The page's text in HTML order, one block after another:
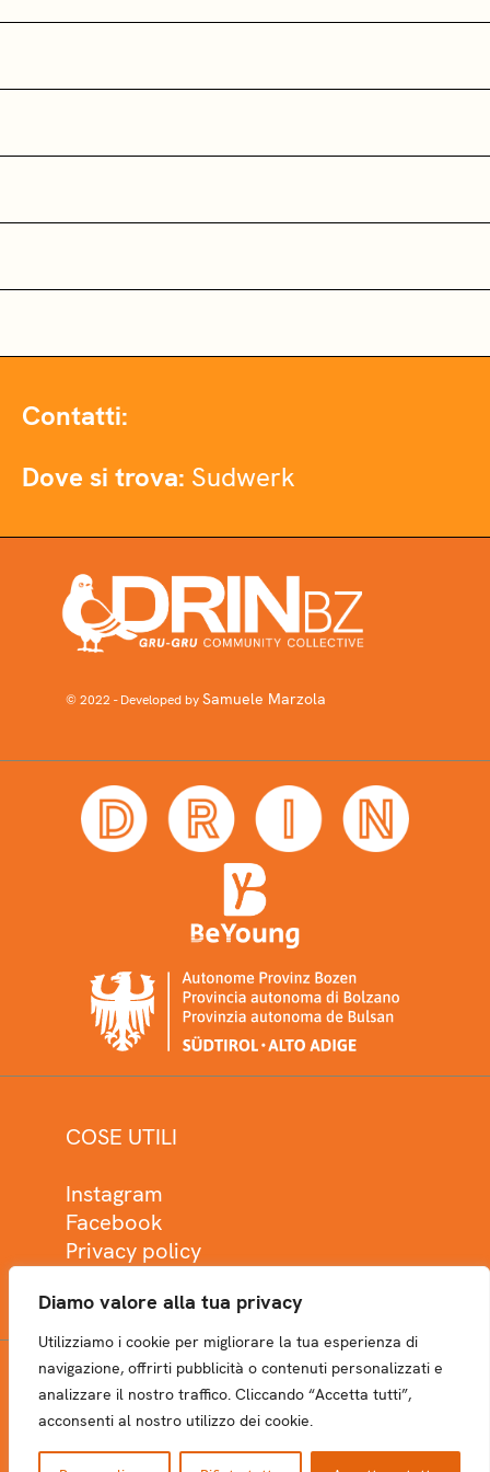
Diamo valore alla tua privacy
Utilizziamo i cookie per migliorare la tua esperienza di
navigazione, offrirti pubblicità o contenuti personalizzati e
analizzare il nostro traffico. Cliccando “Accetta tutti”,
acconsenti al nostro utilizzo dei cookie.
Contatti:
Dove si trova: Sudwerk
© 2022 - Developed bySamuele Marzola
COSE UTILI
Instagram
Facebook
Privacy policy
NEWSLETTER